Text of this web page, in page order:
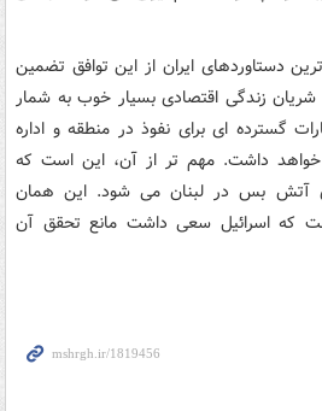
دستاوردهای ایران از این توافق تضمین
زندگی اقتصادی بسیار خوب به شمار
گسترده ای برای نفوذ در منطقه و اداره
خواهد داشت. مهم تر از آن، این است که
آتش بس در لبنان می شود. این همان
که اسرائیل سعی داشت مانع تحقق آن